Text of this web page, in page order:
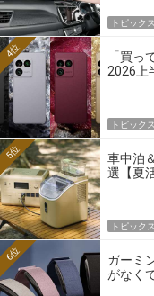
トピックス
「買
2026上
4位
トピックス
車中泊
選【夏
5位
トピックス
ガーミ
がなく
6位